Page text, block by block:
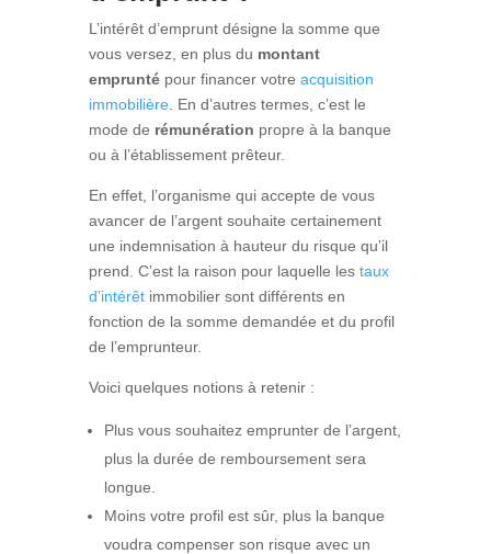
L’intérêt d’emprunt désigne la somme que
vous versez, en plus du montant
emprunté pour financer votre acquisition
immobilière. En d’autres termes, c’est le
mode de rémunération propre à la banque
ou à l’établissement prêteur.
En effet, l’organisme qui accepte de vous
avancer de l’argent souhaite certainement
une indemnisation à hauteur du risque qu’il
prend. C’est la raison pour laquelle les taux
d’intérêtimmobilier sont différents en
fonction de la somme demandée et du profil
de l’emprunteur.
Voici quelques notions à retenir :
Plus vous souhaitez emprunter de l’argent,
plus la durée de remboursement sera
longue.
Moins votre profil est sûr, plus la banque
voudra compenser son risque avec un